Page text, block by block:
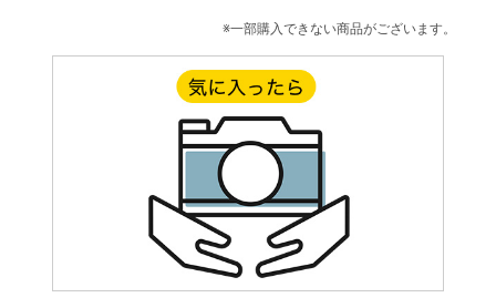
※一部購入できない商品がございます。